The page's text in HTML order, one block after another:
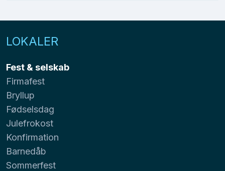
LOKALER
Fest & selskab
Firmafest
Bryllup
Fødselsdag
Julefrokost
Konfirmation
Barnedåb
Sommerfest